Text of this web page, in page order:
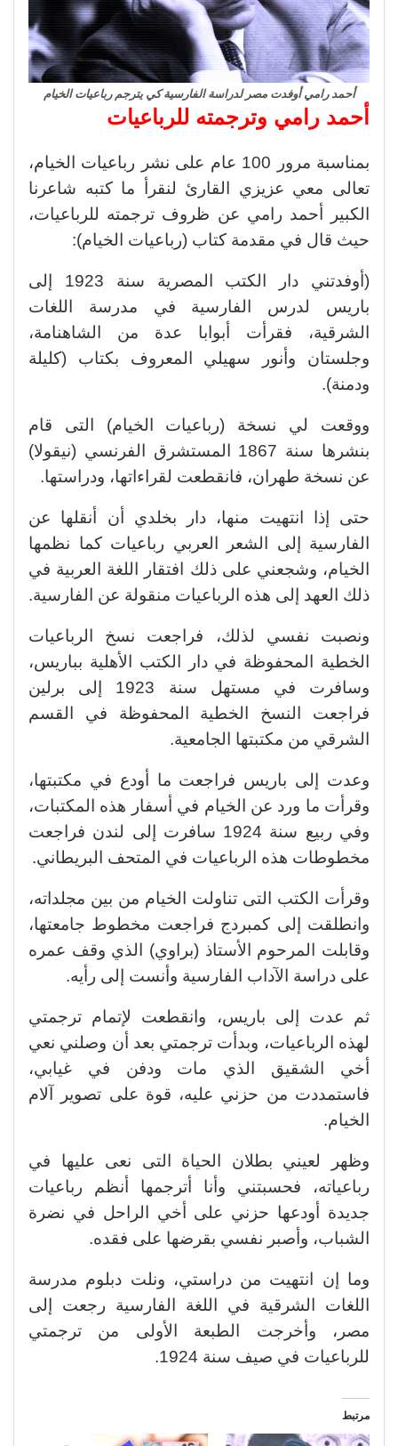
أحمد رامي أوفدت مصر لدراسة الفارسية كي يترجم رباعيات الخيام
أحمد رامي وترجمته للرباعيات
بمناسبة مرور 100 عام على نشر رباعيات الخيام،
تعالى معي عزيزي القارئ لنقرأ ما كتبه شاعرنا
الكبير أحمد رامي عن ظروف ترجمته للرباعيات،
حيث قال في مقدمة كتاب (رباعيات الخيام):
(أوفدتني دار الكتب المصرية سنة 1923 إلى
باريس لدرس الفارسية في مدرسة اللغات
الشرقية، فقرأت أبوابا عدة من الشاهنامة،
وجلستان وأنور سهيلي المعروف بكتاب (كليلة
ودمنة).
ووقعت لي نسخة (رباعيات الخيام) التى قام
بنشرها سنة 1867 المستشرق الفرنسي (نيقولا)
عن نسخة طهران، فانقطعت لقراءاتها، ودراستها.
حتى إذا انتهيت منها، دار بخلدي أن أنقلها عن
الفارسية إلى الشعر العربي رباعيات كما نظمها
الخيام، وشجعني على ذلك افتقار اللغة العربية في
ذلك العهد إلى هذه الرباعيات منقولة عن الفارسية.
ونصبت نفسي لذلك، فراجعت نسخ الرباعيات
الخطية المحفوظة في دار الكتب الأهلية بباريس،
وسافرت في مستهل سنة 1923 إلى برلين
فراجعت النسخ الخطية المحفوظة في القسم
الشرقي من مكتبتها الجامعية.
وعدت إلى باريس فراجعت ما أودع في مكتبتها،
وقرأت ما ورد عن الخيام في أسفار هذه المكتبات،
وفي ربيع سنة 1924 سافرت إلى لندن فراجعت
مخطوطات هذه الرباعيات في المتحف البريطاني.
وقرأت الكتب التى تناولت الخيام من بين مجلداته،
وانطلقت إلى كمبردج فراجعت مخطوط جامعتها،
وقابلت المرحوم الأستاذ (براوي) الذي وقف عمره
على دراسة الآداب الفارسية وأنست إلى رأيه.
ثم عدت إلى باريس، وانقطعت لإتمام ترجمتي
لهذه الرباعيات، وبدأت ترجمتي بعد أن وصلني نعي
أخي الشقيق الذي مات ودفن في غيابي،
فاستمددت من حزني عليه، قوة على تصوير آلام
الخيام.
وظهر لعيني بطلان الحياة التى نعى عليها في
رباعياته، فحسبتني وأنا أترجمها أنظم رباعيات
جديدة أودعها حزني على أخي الراحل في نضرة
الشباب، وأصبر نفسي بقرضها على فقده.
وما إن انتهيت من دراستي، ونلت دبلوم مدرسة
اللغات الشرقية في اللغة الفارسية رجعت إلى
مصر، وأخرجت الطبعة الأولى من ترجمتي
للرباعيات في صيف سنة 1924.
مرتبط